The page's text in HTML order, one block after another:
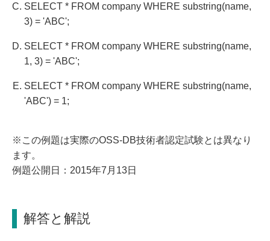
SELECT * FROM company WHERE substring(name,
3) = 'ABC';
SELECT * FROM company WHERE substring(name,
1, 3) = 'ABC';
SELECT * FROM company WHERE substring(name,
'ABC') = 1;
※この例題は実際のOSS-DB技術者認定試験とは異なり
ます。
例題公開日：2015年7月13日
解答と解説